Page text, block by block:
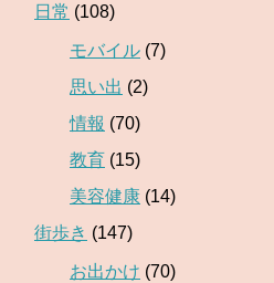
日常 (108)
モバイル (7)
思い出 (2)
情報 (70)
教育 (15)
美容健康 (14)
街歩き (147)
お出かけ (70)